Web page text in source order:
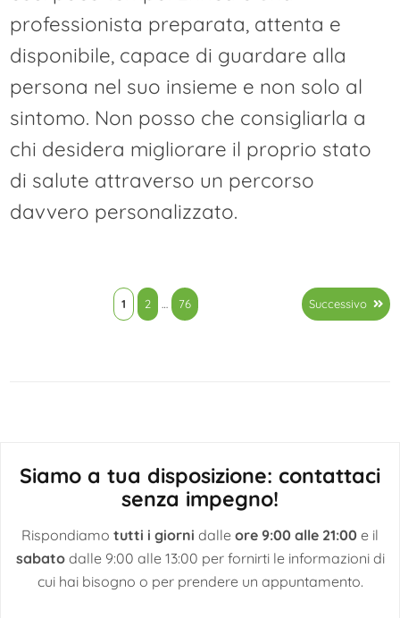
professionista preparata, attenta e
disponibile, capace di guardare alla
persona nel suo insieme e non solo al
sintomo. Non posso che consigliarla a
chi desidera migliorare il proprio stato
di salute attraverso un percorso
davvero personalizzato.
Paginazione
1 2 … 76 Successivo
Siamo a tua disposizione: contattaci
senza impegno!
Rispondiamo tutti i giorni dalle ore 9:00 alle 21:00 e il
sabatodalle 9:00 alle 13:00 per fornirti le informazioni di
cui hai bisogno o per prendere un appuntamento.